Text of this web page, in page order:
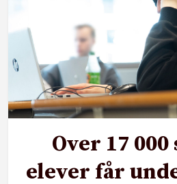
Over 17 000
elever får